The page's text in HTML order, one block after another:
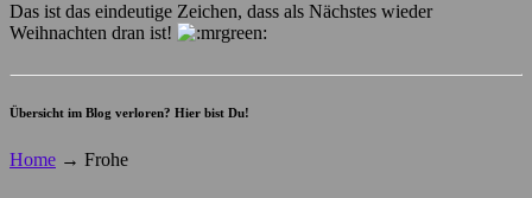
Das ist das eindeutige Zeichen, dass als Nächstes wieder
Weihnachten dran ist!
Übersicht im Blog verloren? Hier bist Du!
Home → Frohe